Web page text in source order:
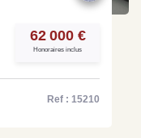
62 000 €
Honoraires inclus
Ref : 15210